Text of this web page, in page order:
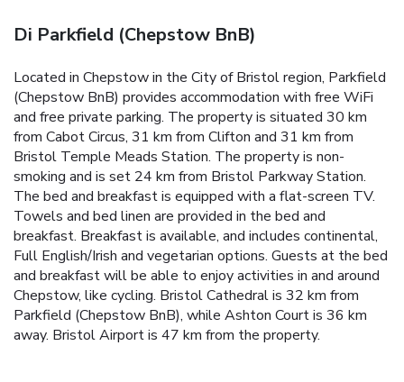
Di Parkfield (Chepstow BnB)
Located in Chepstow in the City of Bristol region, Parkfield
(Chepstow BnB) provides accommodation with free WiFi
and free private parking. The property is situated 30 km
from Cabot Circus, 31 km from Clifton and 31 km from
Bristol Temple Meads Station. The property is non-
smoking and is set 24 km from Bristol Parkway Station.
The bed and breakfast is equipped with a flat-screen TV.
Towels and bed linen are provided in the bed and
breakfast. Breakfast is available, and includes continental,
Full English/Irish and vegetarian options. Guests at the bed
and breakfast will be able to enjoy activities in and around
Chepstow, like cycling. Bristol Cathedral is 32 km from
Parkfield (Chepstow BnB), while Ashton Court is 36 km
away. Bristol Airport is 47 km from the property.